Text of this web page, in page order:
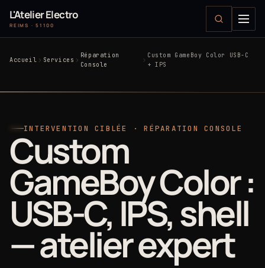
L'Atelier Electro
REIMS · 51100
Accueil Services
Réparation
Console
Custom GameBoy Color USB-C
+ IPS
INTERVENTION CIBLÉE · RÉPARATION CONSOLE
Custom
GameBoy Color :
USB-C, IPS, shell
— atelier expert